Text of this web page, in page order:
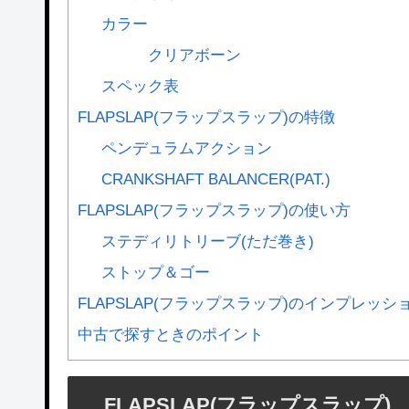
カラー
クリアボーン
スペック表
FLAPSLAP(フラップスラップ)の特徴
ペンデュラムアクション
CRANKSHAFT BALANCER(PAT.)
FLAPSLAP(フラップスラップ)の使い方
ステディリトリーブ(ただ巻き)
ストップ＆ゴー
FLAPSLAP(フラップスラップ)のインプレッシ
中古で探すときのポイント